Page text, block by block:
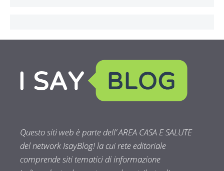
Questo siti web è parte dell’ AREA CASA E SALUTE
del network IsayBlog! la cui rete editoriale
comprende siti tematici di informazione